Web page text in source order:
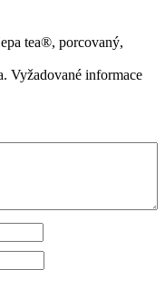
tea®, porcovaný,
Vyžadované informace